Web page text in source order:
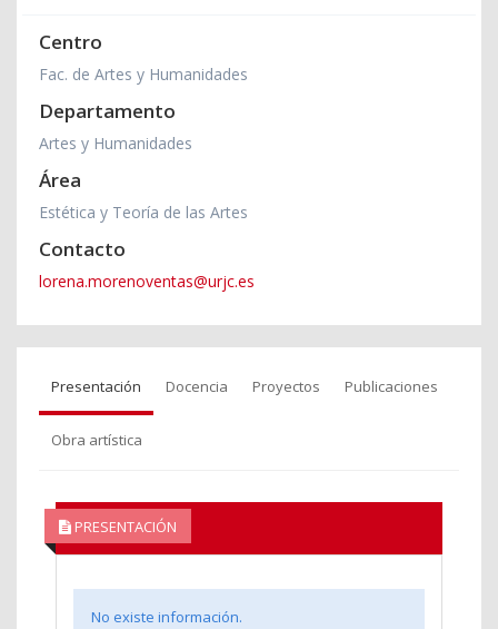
Centro
Fac. de Artes y Humanidades
Departamento
Artes y Humanidades
Área
Estética y Teoría de las Artes
Contacto
lorena.morenoventas@urjc.es
Presentación Docencia Proyectos Publicaciones
Obra artística
PRESENTACIÓN
No existe información.